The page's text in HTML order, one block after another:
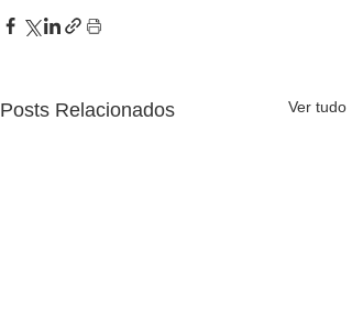
Posts Relacionados Ver tudo